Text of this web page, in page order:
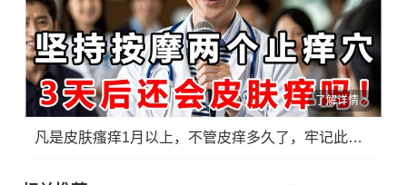
了解详情
凡是皮肤瘙痒1月以上，不管皮痒多久了，牢记此法，快！准！狠！